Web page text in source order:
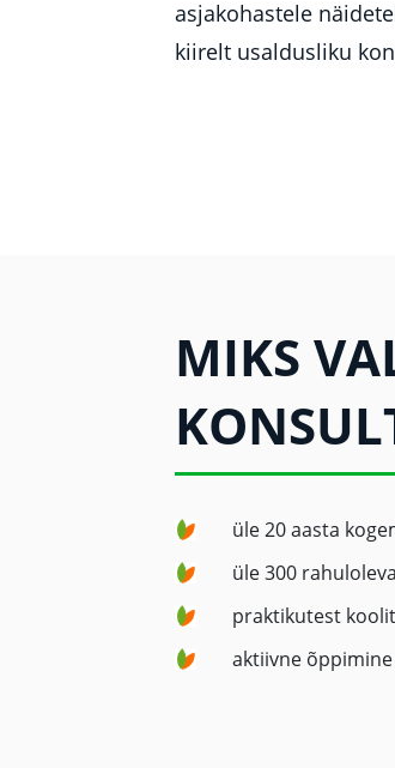
asjakohastele
kiirelt usaldusliku
MIKS
üle 20 aasta
üle 300
praktikutest
aktiivne